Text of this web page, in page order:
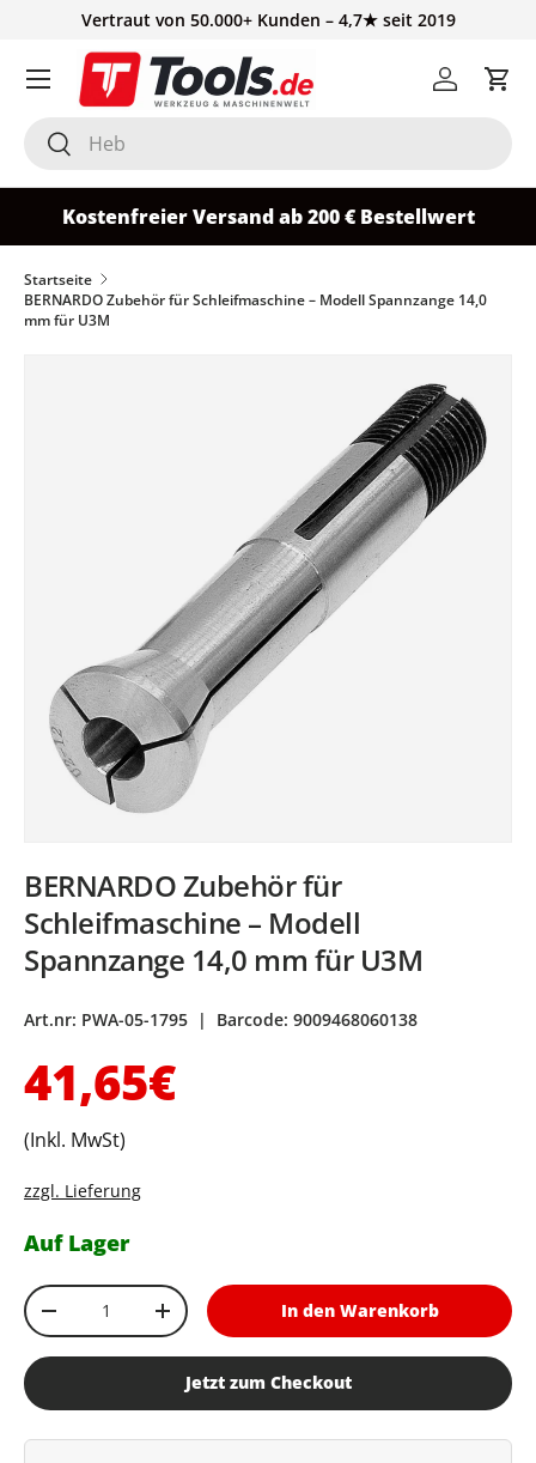
Vertraut von 50.000+ Kunden – 4,7★ seit 2019
Suchen
Suchen
Einloggen
Kostenfreier Versand ab 200 € Bestellwert
Startseite
BERNARDO Zubehör für Schleifmaschine – Modell Spannzange 14,0
mm für U3M
BERNARDO Zubehör für
Schleifmaschine – Modell
Spannzange 14,0 mm für U3M
Art.nr: PWA-05-1795 | Barcode: 9009468060138
Normaler Preis
41,65€
(Inkl. MwSt)
zzgl. Lieferung
Auf Lager
Anzahl
Menge verringernMenge erhöhenIn den Warenkorb
Jetzt zum Checkout